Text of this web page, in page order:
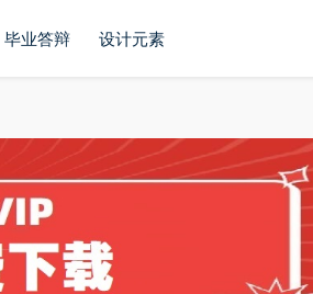
毕业答辩 设计元素